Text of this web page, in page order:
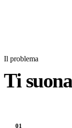
Il problema
Ti
01